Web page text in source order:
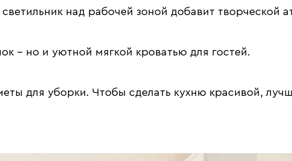
над рабочей зоной добавит творческой
– но и уютной мягкой кроватью для гостей.
для уборки. Чтобы сделать кухню красивой,